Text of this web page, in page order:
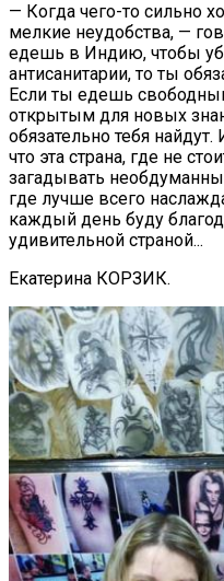
— Когда чего-то сильно
мелкие неудобства, —
едешь в Индию, чтобы
антисанитарии, то ты
Если ты едешь
открытым для новых
обязательно тебя
что эта страна, где не
загадывать
где лучше всего
каждый день буду
удивительной страной...
Екатерина КОРЗИК.